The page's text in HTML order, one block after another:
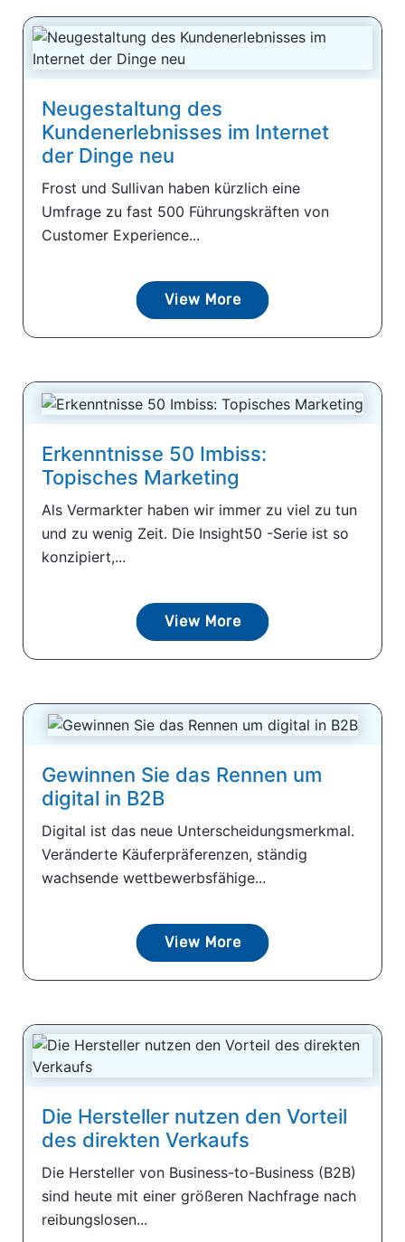
Neugestaltung des
Kundenerlebnisses im Internet
der Dinge neu
Frost und Sullivan haben kürzlich eine
Umfrage zu fast 500 Führungskräften von
Customer Experience...
View More
Erkenntnisse 50 Imbiss:
Topisches Marketing
Als Vermarkter haben wir immer zu viel zu tun
und zu wenig Zeit. Die Insight50 -Serie ist so
konzipiert,...
View More
Gewinnen Sie das Rennen um
digital in B2B
Digital ist das neue Unterscheidungsmerkmal.
Veränderte Käuferpräferenzen, ständig
wachsende wettbewerbsfähige...
View More
Die Hersteller nutzen den Vorteil
des direkten Verkaufs
Die Hersteller von Business-to-Business (B2B)
sind heute mit einer größeren Nachfrage nach
reibungslosen...